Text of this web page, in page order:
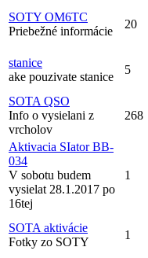
SOTY OM6TC
Priebežné informácie
20
stanice
ake pouzivate stanice
5
SOTA QSO
Info o vysielani z
vrcholov
268
Aktivacia SIator BB-
034
V sobotu budem
vysielat 28.1.2017 po
16tej
1
SOTA aktivácie
Fotky zo SOTY
1